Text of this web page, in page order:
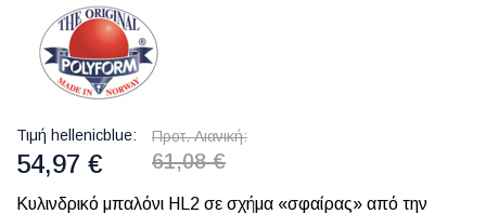
Τιμή hellenicblue
54,97 €
Προτ. Λιανική
61,08 €
Κυλινδρικό μπαλόνι HL2 σε σχήμα «σφαίρας» από την